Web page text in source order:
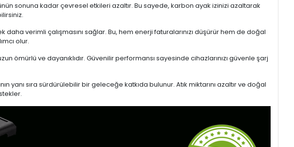
sonuna kadar çevresel etkileri azaltır. Bu sayede, karbon ayak izinizi azaltarak
verimli çalışmasını sağlar. Bu, hem enerji faturalarınızı düşürür hem de doğal
olur.
ömürlü ve dayanıklıdır. Güvenilir performansı sayesinde cihazlarınızı güvenle şarj
sıra sürdürülebilir bir geleceğe katkıda bulunur. Atık miktarını azaltır ve doğal